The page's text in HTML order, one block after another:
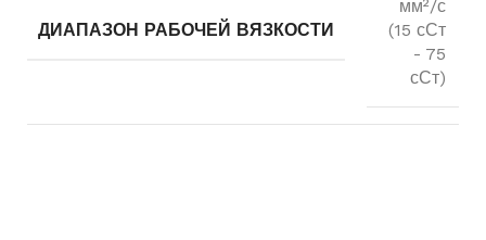
ДИАПАЗОН РАБОЧЕЙ ВЯЗКОСТИ
мм²/с
(15 сСт
- 75
сСт)